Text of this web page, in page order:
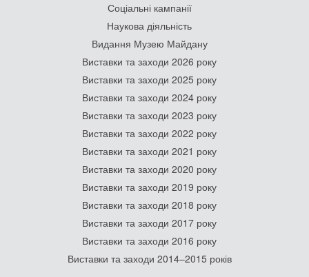
Соціальні кампанії
Наукова діяльність
Видання Музею Майдану
Виставки та заходи 2026 року
Виставки та заходи 2025 року
Виставки та заходи 2024 року
Виставки та заходи 2023 року
Виставки та заходи 2022 року
Виставки та заходи 2021 року
Виставки та заходи 2020 року
Виставки та заходи 2019 року
Виставки та заходи 2018 року
Виставки та заходи 2017 року
Виставки та заходи 2016 року
Виставки та заходи 2014–2015 років